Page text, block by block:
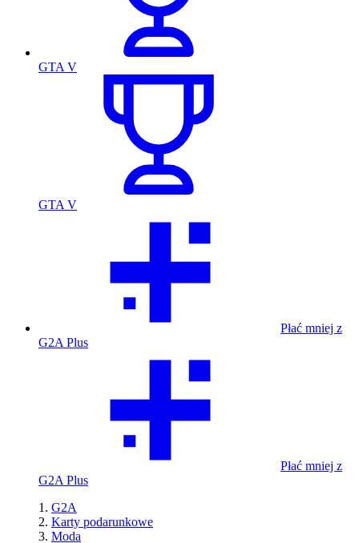
GTA V
GTA V
Płać mniej z
G2A Plus
Płać mniej z
G2A Plus
G2A
Karty podarunkowe
Moda